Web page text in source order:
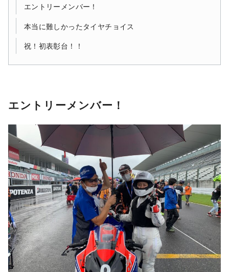
エントリーメンバー！
本当に難しかったタイヤチョイス
祝！初表彰台！！
エントリーメンバー！